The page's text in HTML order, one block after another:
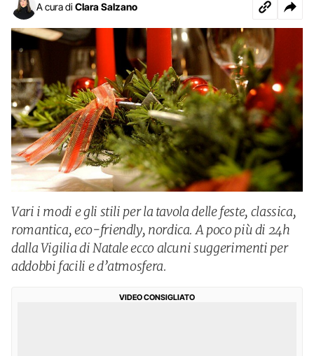
A cura di Clara Salzano
Vari i modi e gli stili per la tavola delle feste, classica,
romantica, eco-friendly, nordica. A poco più di 24h
dalla Vigilia di Natale ecco alcuni suggerimenti per
addobbi facili e d’atmosfera.
VIDEO CONSIGLIATO